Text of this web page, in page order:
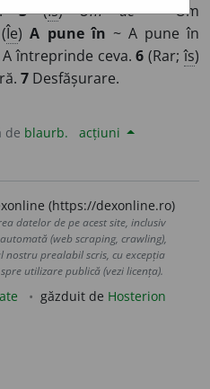
3(Îs)Om de ~Om
(Îe)A pune în ~ A pune în
A întreprinde ceva.6 (Rar;îs)
7 Desfășurare.
de blaurb. acțiuni
(https://dexonline.ro)
datelor de pe acest site, inclusiv
(web scraping, crawling),
prealabil scris, cu excepția
utilizare publică (vezi licența).
găzduit de Hosterion